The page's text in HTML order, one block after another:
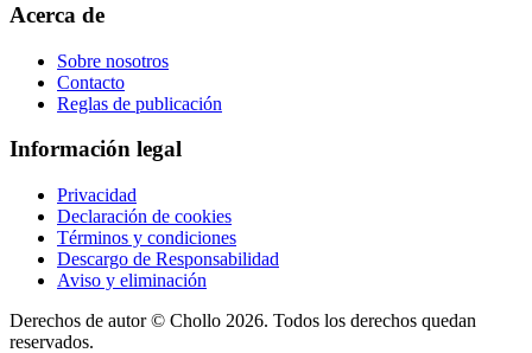
Acerca de
Sobre nosotros
Contacto
Reglas de publicación
Información legal
Privacidad
Declaración de cookies
Términos y condiciones
Descargo de Responsabilidad
Aviso y eliminación
Derechos de autor © Chollo 2026. Todos los derechos quedan
reservados.